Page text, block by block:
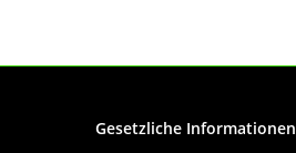
Gesetzliche Informationen